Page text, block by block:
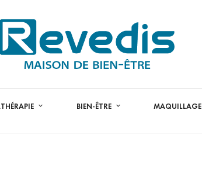
BIEN-ÊTRE MAQUILLAGE